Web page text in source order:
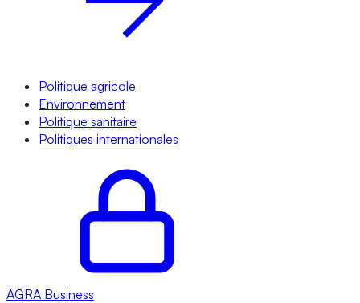
Politique agricole
Environnement
Politique sanitaire
Politiques internationales
AGRA Business